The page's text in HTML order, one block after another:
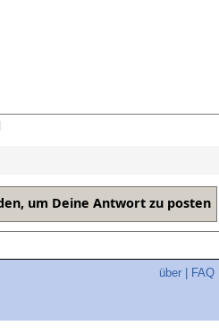
über FAQ